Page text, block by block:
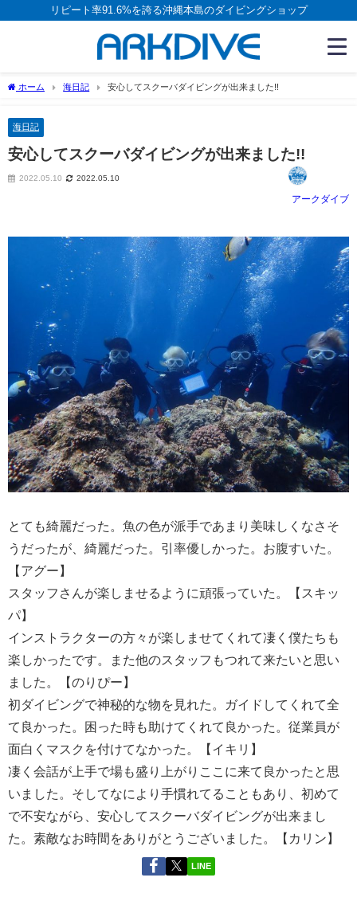
リピート率91.6%を誇る沖縄本島のダイビングショップ
ホーム 海日記 安心してスクーバダイビングが出来ました!!
海日記
安心してスクーバダイビングが出来ました!!
2022.05.10 2022.05.10
アークダイブ
とても綺麗だった。魚の色が派手であまり美味しくなさそ
うだったが、綺麗だった。引率優しかった。お腹すいた。
【アグー】
スタッフさんが楽しませるように頑張っていた。【スキッ
パ】
インストラクターの方々が楽しませてくれて凄く僕たちも
楽しかったです。また他のスタッフもつれて来たいと思い
ました。【のりぴー】
初ダイビングで神秘的な物を見れた。ガイドしてくれて全
て良かった。困った時も助けてくれて良かった。従業員が
面白くマスクを付けてなかった。【イキリ】
凄く会話が上手で場も盛り上がりここに来て良かったと思
いました。そしてなにより手慣れてることもあり、初めて
で不安ながら、安心してスクーバダイビングが出来まし
た。素敵なお時間をありがとうございました。【カリン】
LINE